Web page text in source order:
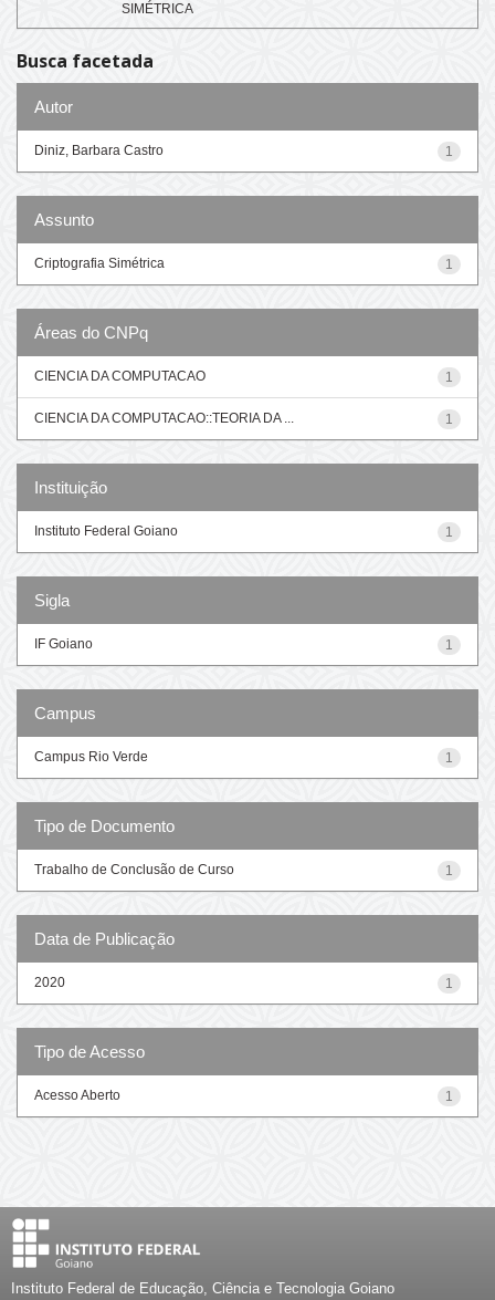
SIMÉTRICA
Busca facetada
Autor
1
Diniz, Barbara Castro
Assunto
1
Criptografia Simétrica
Áreas do CNPq
1
CIENCIA DA COMPUTACAO
1
CIENCIA DA COMPUTACAO::TEORIA DA ...
Instituição
1
Instituto Federal Goiano
Sigla
1
IF Goiano
Campus
1
Campus Rio Verde
Tipo de Documento
1
Trabalho de Conclusão de Curso
Data de Publicação
1
2020
Tipo de Acesso
1
Acesso Aberto
Instituto Federal de Educação, Ciência e Tecnologia Goiano